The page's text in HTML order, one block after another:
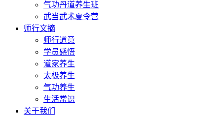
气功丹道养生班
武当武术夏令营
师行文摘
师行道意
学员感悟
道家养生
太极养生
气功养生
生活常识
关于我们